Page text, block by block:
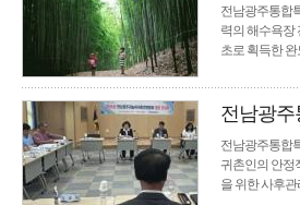
전남광주통합
력의 해수욕장
초로 획득한
전남광주
전남광주통합
귀촌인의 안정
을 위한 사후